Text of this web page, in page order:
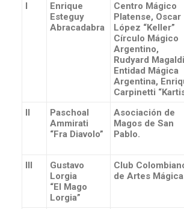
I
Enrique
Esteguy
Abracadabra
Centro Mágico
Platense, Oscar
López “Keller”
Círculo Mágico
Argentino,
Rudyard Magaldi
Entidad Mágica
Argentina,
Carpinetti
II
Paschoal
Ammirati
“Fra Diavolo”
Asociación de
Magos de San
Pablo.
III
Gustavo
Lorgia
“El Mago
Lorgia”
Club
de Artes